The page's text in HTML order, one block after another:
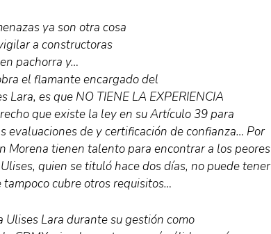
ya son otra cosa
a constructoras
pachorra y…
el flamante encargado del
es que NO TIENE LA EXPERIENCIA
que existe la ley en su Artículo 39 para
evaluaciones de y certificación de confianza… Por
Morena tienen talento para encontrar a los peores
quien se tituló hace dos días, no puede tener
cubre otros requisitos…
Ulises Lara durante su gestión como